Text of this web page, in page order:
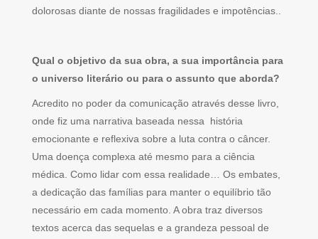
dolorosas diante de nossas fragilidades e impotências..
Qual o objetivo da sua obra, a sua importância para
o universo literário ou para o assunto que aborda?
Acredito no poder da comunicação através desse livro,
onde fiz uma narrativa baseada nessa história
emocionante e reflexiva sobre a luta contra o câncer.
Uma doença complexa até mesmo para a ciência
médica. Como lidar com essa realidade… Os embates,
a dedicação das famílias para manter o equilíbrio tão
necessário em cada momento. A obra traz diversos
textos acerca das sequelas e a grandeza pessoal de